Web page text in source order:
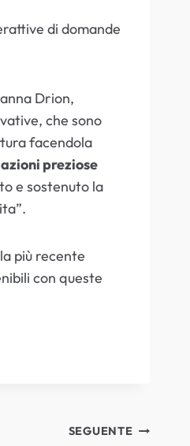
di domande
Drion,
che sono
facendola
preziose
e sostenuto la
più recente
con queste
SEGUENTE